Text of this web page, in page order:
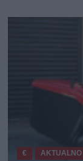
€ AKTUALNO